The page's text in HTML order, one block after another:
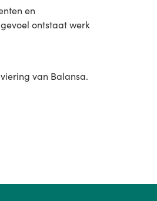
en
ontstaat werk
van Balansa.